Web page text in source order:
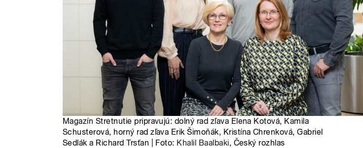
Magazín Stretnutie pripravujú: dolný rad zľava Elena Kotová, Kamila
Schusterová, horný rad zľava Erik Šimoňák, Kristína Chrenková, Gabriel
Sedlák a Richard Trsťan | Foto: Khalil Baalbaki, Český rozhlas